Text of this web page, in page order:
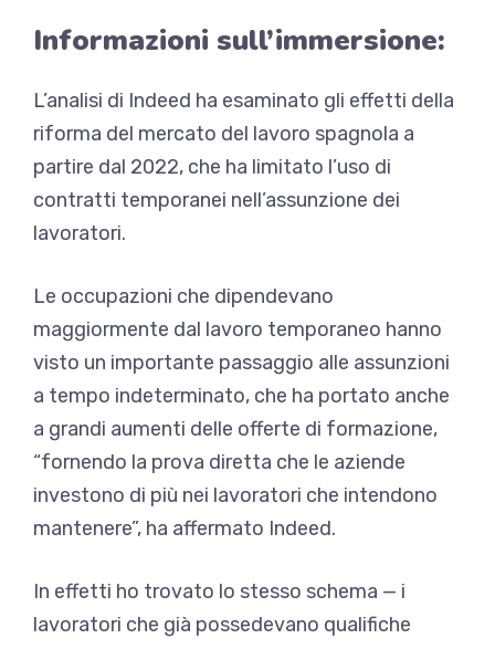
Informazioni sull’immersione:
L’analisi di Indeed ha esaminato gli effetti della
riforma del mercato del lavoro spagnola a
partire dal 2022, che ha limitato l’uso di
contratti temporanei nell’assunzione dei
lavoratori.
Le occupazioni che dipendevano
maggiormente dal lavoro temporaneo hanno
visto un importante passaggio alle assunzioni
a tempo indeterminato, che ha portato anche
a grandi aumenti delle offerte di formazione,
“fornendo la prova diretta che le aziende
investono di più nei lavoratori che intendono
mantenere”, ha affermato Indeed.
In effetti ho trovato lo stesso schema — i
lavoratori che già possedevano qualifiche